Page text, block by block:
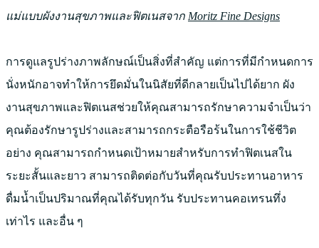
แม่แบบผังงานสุขภาพและฟิตเนสจาก Moritz Fine Designs
การดูแลรูปร่างภาพลักษณ์เป็นสิ่งที่สำคัญ แต่การที่มีกำหนดการ
นั่งหนักอาจทำให้การยึดมั่นในนิสัยที่ดีกลายเป็นไปได้ยาก ผัง
งานสุขภาพและฟิตเนสช่วยให้คุณสามารถรักษาความจำเป็นว่า
คุณต้องรักษารูปร่างและสามารถกระตือรือร้นในการใช้ชีวิต
อย่าง คุณสามารถกำหนดเป้าหมายสำหรับการทำฟิตเนสใน
ระยะสั้นและยาว สามารถติดต่อกับวันที่คุณรับประทานอาหาร
ดื่มน้ำเป็นปริมาณที่คุณได้รับทุกวัน รับประทานคอเทรนทึ่ง
เท่าไร และอื่น ๆ